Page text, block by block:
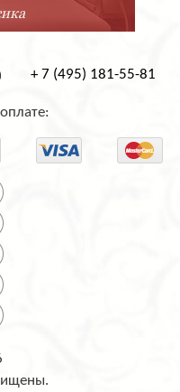
Минимализм
+ 7 (495) 181-55-81